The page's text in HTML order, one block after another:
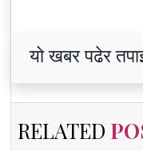
यो खबर पढेर
RELATED